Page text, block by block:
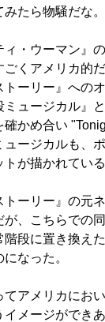
たら物騒だな。
ィ・ウーマン』
くアメリカ的
トーリー』への
ュージカル』
かめ合い
ージカルも、
が描かれている
トーリー』の元
が、こちらでの
階段に置き換え
なった。
アメリカにお
イメージができ